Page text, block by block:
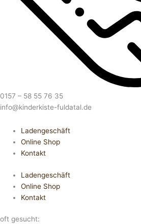
0157 – 58 55 76 35
info@kinderkiste-fuldatal.de
Ladengeschäft
Online Shop
Kontakt
Ladengeschäft
Online Shop
Kontakt
oft gesucht: